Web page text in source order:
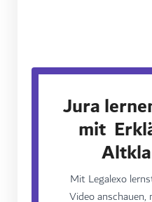
Jura
mit
Mit Legalexo
Video anschauen,